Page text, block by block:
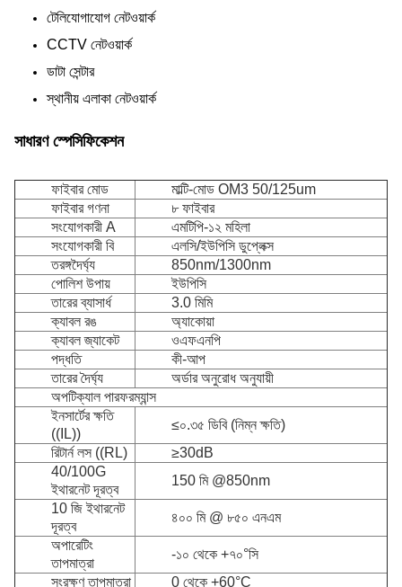
টেলিযোগাযোগ নেটওয়ার্ক
CCTV নেটওয়ার্ক
ডাটা সেন্টার
স্থানীয় এলাকা নেটওয়ার্ক
সাধারণ স্পেসিফিকেশন
ফাইবার মোড
মাল্টি-মোড OM3 50/125um
ফাইবার গণনা
৮ ফাইবার
সংযোগকারী A
এমটিপি-১২ মহিলা
সংযোগকারী বি
এলসি/ইউপিসি ডুপ্লেক্স
তরঙ্গদৈর্ঘ্য
850nm/1300nm
পোলিশ উপায়
ইউপিসি
তারের ব্যাসার্ধ
3.0 মিমি
ক্যাবল রঙ
অ্যাকোয়া
ক্যাবল জ্যাকেট
ওএফএনপি
পদ্ধতি
কী-আপ
তারের দৈর্ঘ্য
অর্ডার অনুরোধ অনুযায়ী
অপটিক্যাল পারফরম্যান্স
ইনসার্টের ক্ষতি
((IL))
≤০.৩৫ ডিবি (নিম্ন ক্ষতি)
রিটার্ন লস ((RL)
≥30dB
40/100G
ইথারনেট দূরত্ব
150 মি @850nm
10 জি ইথারনেট
দূরত্ব
৪০০ মি @ ৮৫০ এনএম
অপারেটিং
তাপমাত্রা
-১০ থেকে +৭০°সি
সংরক্ষণ তাপমাত্রা
0 থেকে +60°C